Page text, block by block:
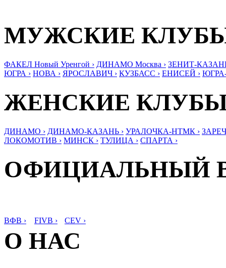
МУЖСКИЕ
ФАКЕЛ Новый Уренгой › ДИНАМО Москва › ЗЕНИТ-
ЮГРА › НОВА › ЯРОСЛАВИЧ › КУЗБАСС › ЕНИСЕЙ ›
ЖЕНСКИЕ
ДИНАМО › ДИНАМО-КАЗАНЬ › УРАЛОЧКА-НТМК ›
ЛОКОМОТИВ › МИНСК › ТУЛИЦА › СПАРТА ›
ОФИЦИАЛЬНЫЙ
ВФВ › FIVB › CEV ›
О НАС